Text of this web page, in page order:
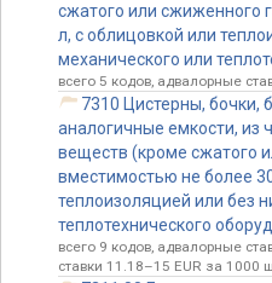
сжатого или сжиженного
л, с облицовкой или
механического или
всего 5 кодов, адвалорные
7310 Цистерны, бочки,
аналогичные емкости,
веществ (кроме сжатого
вместимостью не более
теплоизоляцией или без
теплотехнического
всего 9 кодов, адвалорные
ставки 11.18–15 EUR за 1000